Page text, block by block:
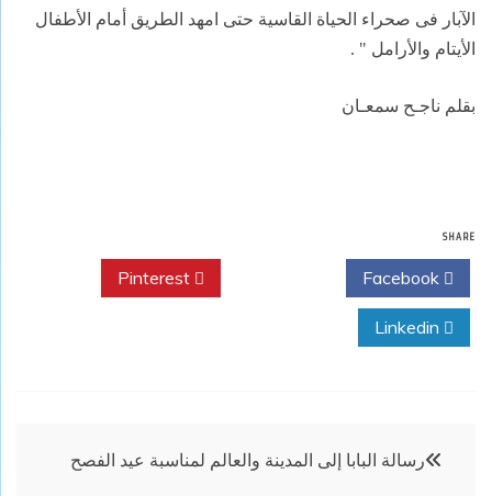
الآبار فى صحراء الحياة القاسية حتى امهد الطريق أمام الأطفال
الأيتام والأرامل " .
بقلم ناجـح سمعـان
SHARE
تصفّح
رسالة البابا إلى المدينة والعالم لمناسبة عيد الفصح